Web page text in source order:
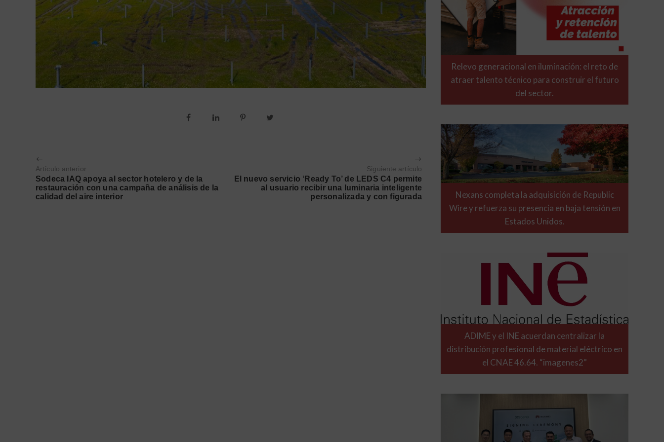
Artículo anterior
Sodeca IAQ apoya al sector hotelero y de la
restauración con una campaña de análisis de la
calidad del aire interior
Siguiente artículo
El nuevo servicio ‘Ready To’ de LEDS C4 permite
al usuario recibir una luminaria inteligente
personalizada y con figurada
Relevo generacional en iluminación: el reto de
atraer talento técnico para construir el futuro
del sector.
Nexans completa la adquisición de Republic
Wire y refuerza su presencia en baja tensión en
Estados Unidos.
ADIME y el INE acuerdan centralizar la
distribución profesional de material eléctrico en
el CNAE 46.64. “imagenes2”